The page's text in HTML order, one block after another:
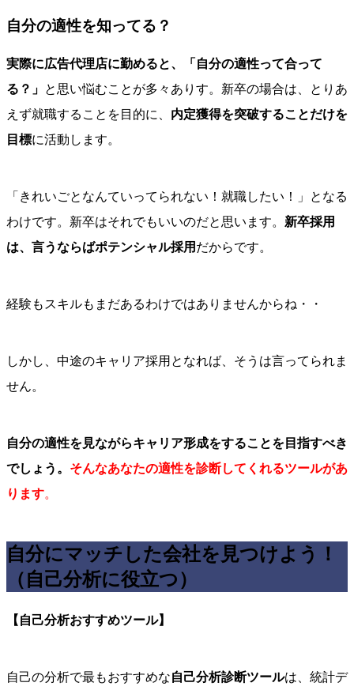
自分の適性を知ってる？
実際に広告代理店に勤めると、「自分の適性って合って
る？」 と思い悩むことが多々ありす。新卒の場合は、とりあ
えず就職することを目的に、 内定獲得を突破することだけを
目標に活動します。
「きれいごとなんていってられない！就職したい！」となる
わけです。新卒はそれでもいいのだと思います。 新卒採用
は、言うならばポテンシャル採用 だからです。
経験もスキルもまだあるわけではありませんからね・・
しかし、中途のキャリア採用となれば、そうは言ってられま
せん。
自分の適性を見ながらキャリア形成をすることを目指すべき
でしょう。 そんなあなたの適性を診断してくれるツールがあ
ります。
自分にマッチした会社を見つけよう！
（自己分析に役立つ）
【自己分析おすすめツール】
自己の分析で最もおすすめな自己分析診断ツールは、統計デ